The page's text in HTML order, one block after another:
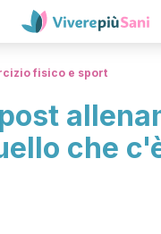
fisico e sport
che